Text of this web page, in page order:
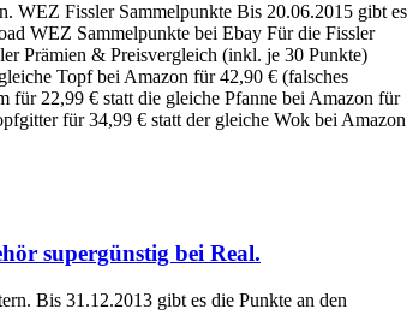
WEZ Fissler Sammelpunkte Bis 20.06.2015 gibt es
WEZ Sammelpunkte bei Ebay Für die Fissler
Prämien & Preisvergleich (inkl. je 30 Punkte)
Topf bei Amazon für 42,90 € (falsches
für 22,99 € statt die gleiche Pfanne bei Amazon für
für 34,99 € statt der gleiche Wok bei Amazon
supergünstig bei Real.
Bis 31.12.2013 gibt es die Punkte an den